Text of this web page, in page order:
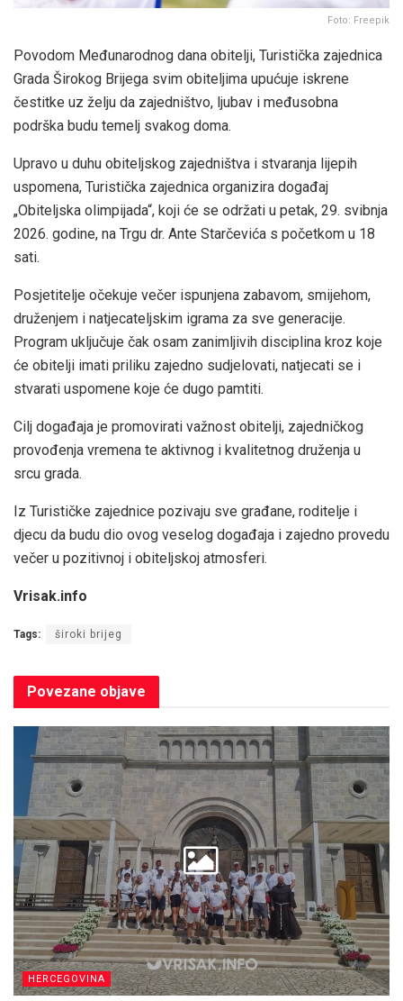
Foto: Freepik
Povodom Međunarodnog dana obitelji, Turistička zajednica
Grada Širokog Brijega svim obiteljima upućuje iskrene
čestitke uz želju da zajedništvo, ljubav i međusobna
podrška budu temelj svakog doma.
Upravo u duhu obiteljskog zajedništva i stvaranja lijepih
uspomena, Turistička zajednica organizira događaj
„Obiteljska olimpijada“, koji će se održati u petak, 29. svibnja
2026. godine, na Trgu dr. Ante Starčevića s početkom u 18
sati.
Posjetitelje očekuje večer ispunjena zabavom, smijehom,
druženjem i natjecateljskim igrama za sve generacije.
Program uključuje čak osam zanimljivih disciplina kroz koje
će obitelji imati priliku zajedno sudjelovati, natjecati se i
stvarati uspomene koje će dugo pamtiti.
Cilj događaja je promovirati važnost obitelji, zajedničkog
provođenja vremena te aktivnog i kvalitetnog druženja u
srcu grada.
Iz Turističke zajednice pozivaju sve građane, roditelje i
djecu da budu dio ovog veselog događaja i zajedno provedu
večer u pozitivnoj i obiteljskoj atmosferi.
Vrisak.info
Tags: široki brijeg
Povezane objave
HERCEGOVINA